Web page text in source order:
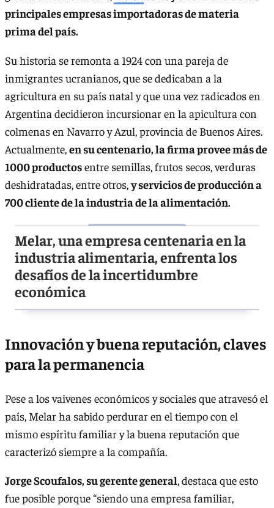
principales empresas importadoras de materia
prima del país.
Su historia se remonta a 1924 con una pareja de
inmigrantes ucranianos, que se dedicaban a la
agricultura en su país natal y que una vez radicados en
Argentina decidieron incursionar en la apicultura con
colmenas en Navarro y Azul, provincia de Buenos Aires.
Actualmente,en su centenario, la firma provee más de
1000 productosentre semillas, frutos secos, verduras
deshidratadas, entre otros,y servicios de producción a
700 cliente de la industria de la alimentación.
Melar, una empresa centenaria en la
industria alimentaria, enfrenta los
desafíos de la incertidumbre
económica
Innovación y buena reputación, claves
para la permanencia
Pese a los vaivenes económicos y sociales que atravesó el
país, Melar ha sabido perdurar en el tiempo con el
mismo espíritu familiar y la buena reputación que
caracterizó siempre a la compañía.
Jorge Scoufalos, su gerente general, destaca que esto
fue posible porque “siendo una empresa familiar,